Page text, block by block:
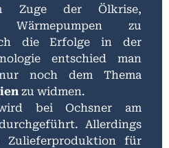
Zuge der Ölkrise,
zu
die Erfolge in der
entschied man
noch dem Thema
zu widmen.
bei Ochsner am
Allerdings
für